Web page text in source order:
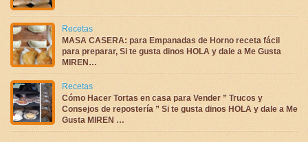
Recetas
MASA CASERA: para Empanadas de Horno receta fácil
para preparar, Si te gusta dinos HOLA y dale a Me Gusta
MIREN…
Recetas
Cómo Hacer Tortas en casa para Vender ” Trucos y
Consejos de repostería ” Si te gusta dinos HOLA y dale a Me
Gusta MIREN …